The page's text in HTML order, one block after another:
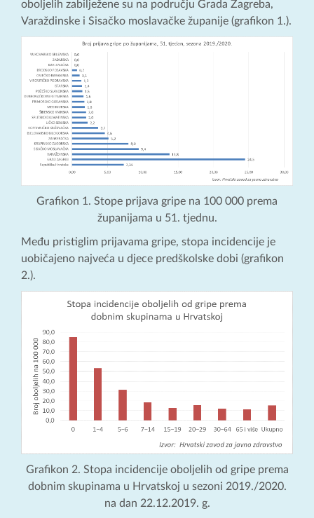
oboljelih zabilježene su na području Grada Zagreba,
Varaždinske i Sisačko moslavačke županije (grafikon 1.).
Grafikon 1. Stope prijava gripe na 100 000 prema
županijama u 51. tjednu.
Među pristiglim prijavama gripe, stopa incidencije je
uobičajeno najveća u djece predškolske dobi (grafikon
2.).
Grafikon 2. Stopa incidencije oboljelih od gripe prema
dobnim skupinama u Hrvatskoj u sezoni 2019./2020.
na dan 22.12.2019. g.